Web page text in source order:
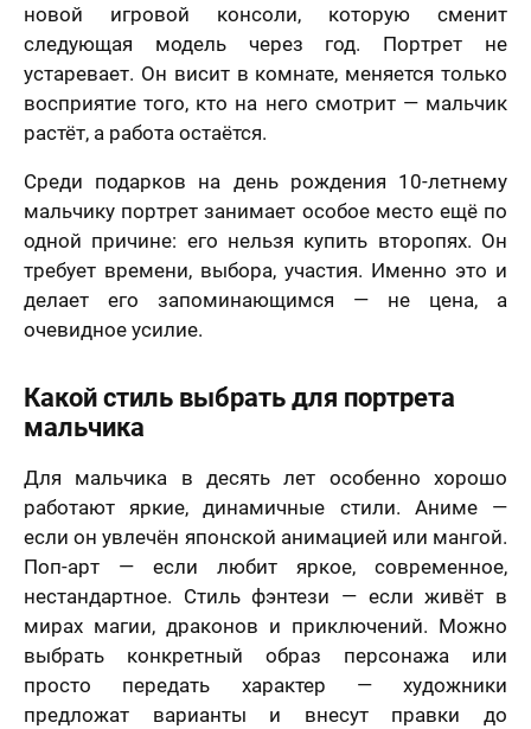
новой игровой консоли, которую сменит
следующая модель через год. Портрет не
устаревает. Он висит в комнате, меняется только
восприятие того, кто на него смотрит — мальчик
растёт, а работа остаётся.
Среди подарков на день рождения 10-летнему
мальчику портрет занимает особое место ещё по
одной причине: его нельзя купить второпях. Он
требует времени, выбора, участия. Именно это и
делает его запоминающимся — не цена, а
очевидное усилие.
Какой стиль выбрать для портрета
мальчика
Для мальчика в десять лет особенно хорошо
работают яркие, динамичные стили. Аниме —
если он увлечён японской анимацией или мангой.
Поп-арт — если любит яркое, современное,
нестандартное. Стиль фэнтези — если живёт в
мирах магии, драконов и приключений. Можно
выбрать конкретный образ персонажа или
просто передать характер — художники
предложат варианты и внесут правки до